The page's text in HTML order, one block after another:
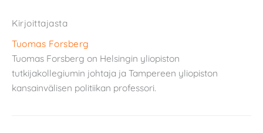
Kirjoittajasta
Tuomas Forsberg
Tuomas Forsberg on Helsingin yliopiston
tutkijakollegiumin johtaja ja Tampereen yliopiston
kansainvälisen politiikan professori.